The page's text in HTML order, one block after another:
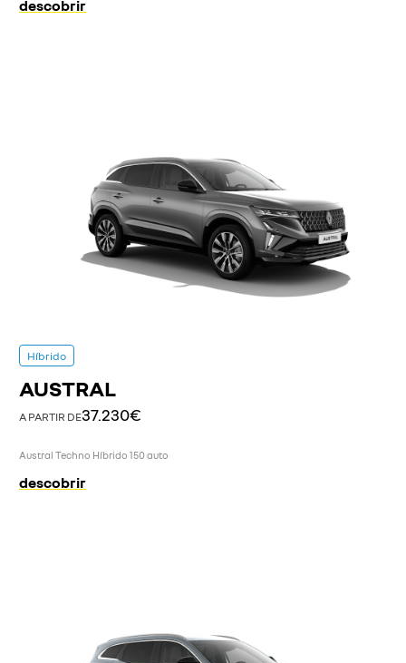
descobrir
Híbrido
AUSTRAL
A PARTIR DE37.230€
Austral Techno Híbrido 150 auto
descobrir